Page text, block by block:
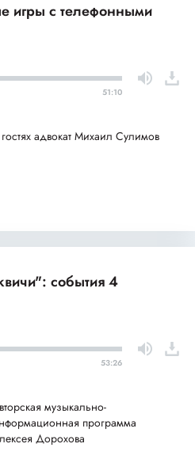
игры с телефонными
51:10
адвокат Михаил Сулимов
события 4
53:26
музыкально-
программа
Дорохова